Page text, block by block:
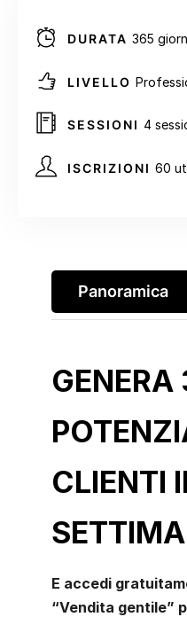
DURATA 365
LIVELLO
SESSIONI 4
ISCRIZIONI 60
Panoramica
CLIENTI
E accedi
“Vendita gentile”